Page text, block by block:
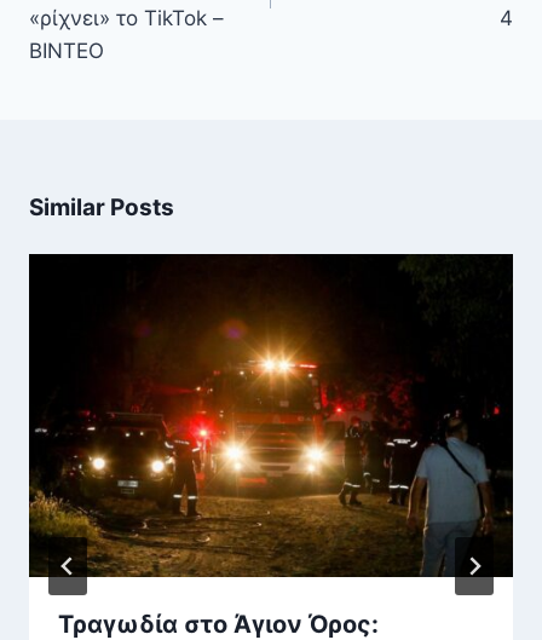
«ρίχνει» το TikTok –
ΒΙΝΤΕΟ
4
Similar Posts
Τραγωδία στο Άγιον Όρος: